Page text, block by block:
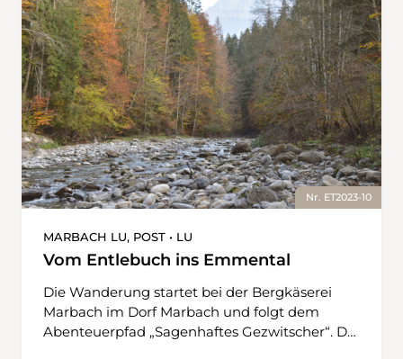
Nr. ET2023-10
MARBACH LU, POST • LU
Vom Entlebuch ins Emmental
Die Wanderung startet bei der Bergkäserei
Marbach im Dorf Marbach und folgt dem
Abenteuerpfad „Sagenhaftes Gezwitscher“. Die